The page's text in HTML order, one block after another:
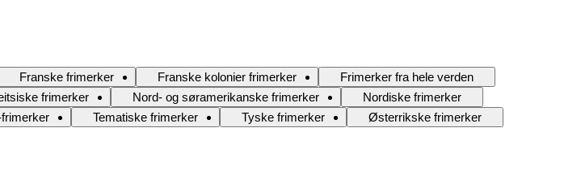
Franske frimerker Franske kolonier frimerker
Frimerker fra hele verden
frimerker Nord- og søramerikanske frimerker
Nordiske frimerker
Tematiske frimerker Tyske frimerker
Østerrikske frimerker